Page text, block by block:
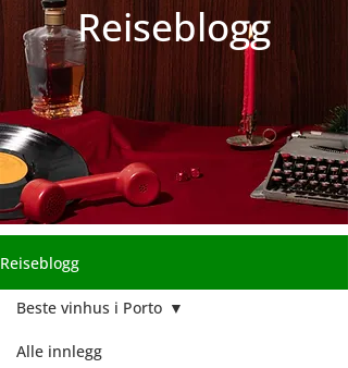
Reiseblogg
Reiseblogg
Alle innlegg
Beste vinhus i Porto